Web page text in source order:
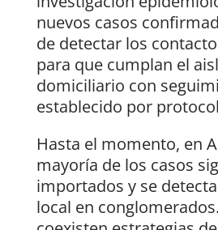
nuevos casos
de detectar los
para que cumplan el
domiciliario con
establecido por
Hasta el momento, en
mayoría de los casos
importados y se
local en